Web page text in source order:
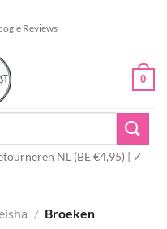
Reviews
0
NL (BE €4,95) | ✓
/ Broeken